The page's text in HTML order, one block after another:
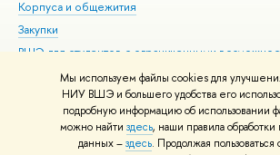
Мы используем файлы cookies для
НИУ ВШЭ и большего удобства его
подробную информацию об использовании
можно найти здесь, наши правила
данных –здесь. Продолжая пользоваться
Корпуса и общежития
Закупки
ВШЭ для студентов с ограниченными
здоровья и инвалидностью
Версия для слабовидящих
Единая платежная страница